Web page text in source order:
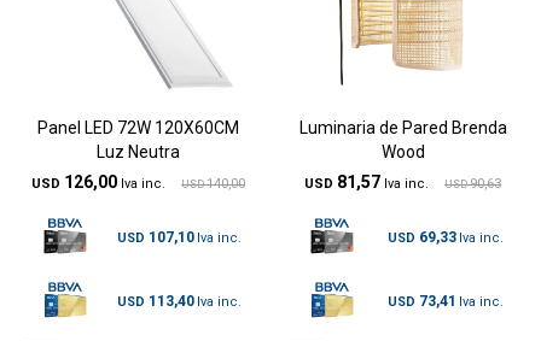
Panel LED 72W 120X60CM
Luz Neutra
USD 126,00 USD 140,00
USD 107,10
USD 113,40
Luminaria de Pared Brenda
Wood
USD 81,57 USD 90,63
USD 69,33
USD 73,41